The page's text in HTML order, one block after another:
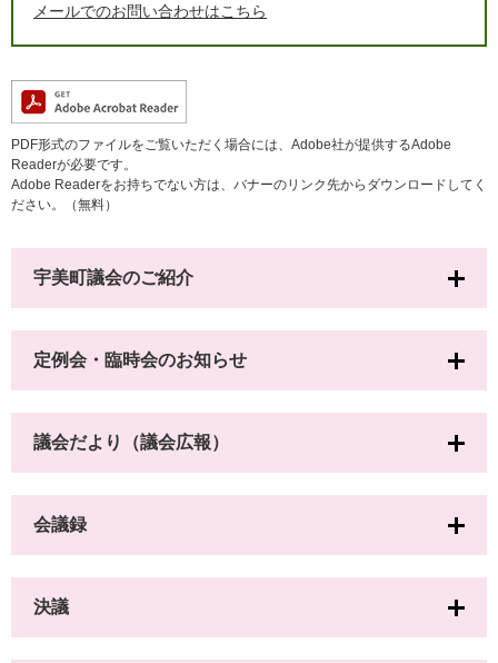
メールでのお問い合わせはこちら
PDF形式のファイルをご覧いただく場合には、Adobe社が提供するAdobe
Readerが必要です。
Adobe Readerをお持ちでない方は、バナーのリンク先からダウンロードしてく
ださい。（無料）
宇美町議会のご紹介
定例会・臨時会のお知らせ
議会だより（議会広報）
会議録
決議